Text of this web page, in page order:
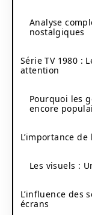
Analyse
nostalgiques
Série TV 1980 :
attention
Pourquoi les
encore
L’importance
Les visuels :
L’influence des
écrans